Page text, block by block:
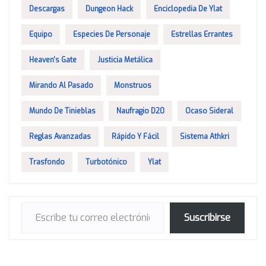
Descargas Dungeon Hack Enciclopedia De Ylat
Equipo Especies De Personaje Estrellas Errantes
Heaven's Gate Justicia Metálica
Mirando Al Pasado Monstruos
Mundo De Tinieblas Naufragio D20 Ocaso Sideral
Reglas Avanzadas Rápido Y Fácil Sistema Athkri
Trasfondo Turbotónico Ylat
Suscribirse